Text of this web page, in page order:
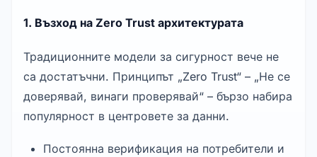
1. Възход на Zero Trust архитектурата
Традиционните модели за сигурност вече не
са достатъчни. Принципът „Zero Trust“ – „Не се
доверявай, винаги проверявай“ – бързо набира
популярност в центровете за данни.
Постоянна верификация на потребители и